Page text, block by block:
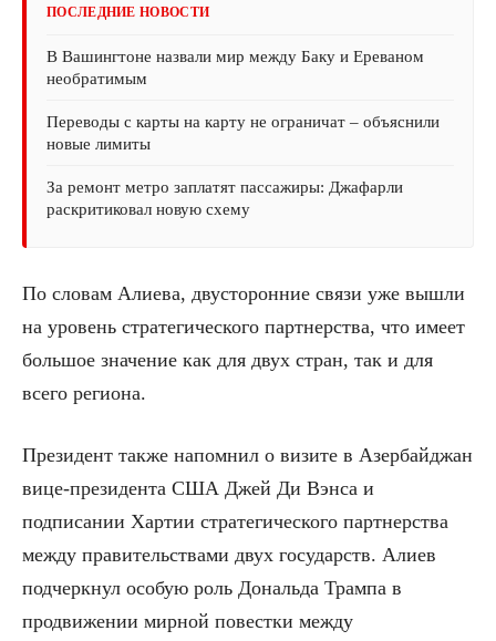
ПОСЛЕДНИЕ НОВОСТИ
В Вашингтоне назвали мир между Баку и Ереваном
необратимым
Переводы с карты на карту не ограничат – объяснили
новые лимиты
За ремонт метро заплатят пассажиры: Джафарли
раскритиковал новую схему
По словам Алиева, двусторонние связи уже вышли
на уровень стратегического партнерства, что имеет
большое значение как для двух стран, так и для
всего региона.
Президент также напомнил о визите в Азербайджан
вице-президента США Джей Ди Вэнса и
подписании Хартии стратегического партнерства
между правительствами двух государств. Алиев
подчеркнул особую роль Дональда Трампа в
продвижении мирной повестки между